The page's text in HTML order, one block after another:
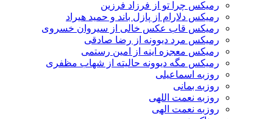
رمیکس چرا تو از فرزاد فرزین
رمیکس دلارام از پازل باند و حمید هیراد
رمیکس قاب عکس خالی از سیروان خسروی
رمیکس مرد دیوونه از رضا صادقی
رمیکس معجزه اینه از امین رستمی
رمیکس مگه دیوونه حالیته از شهاب مظفری
روزبه اسماعیلی
روزبه بمانی
روزبه نعمت اللهی
روزبه نعمت الهی